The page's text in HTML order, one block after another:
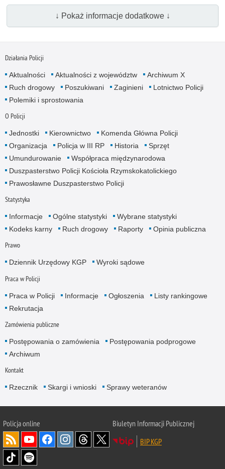
↓ Pokaż informacje dodatkowe ↓
Działania Policji
Aktualności Aktualności z województw
Archiwum X
Ruch drogowy
Poszukiwani Zaginieni
Lotnictwo Policji
Polemiki i sprostowania
O Policji
Jednostki Kierownictwo
Komenda Główna Policji
Organizacja
Policja w III RP Historia
Sprzęt
Umundurowanie
Współpraca międzynarodowa
Duszpasterstwo Policji Kościoła Rzymskokatolickiego
Prawosławne Duszpasterstwo Policji
Statystyka
Informacje Ogólne statystyki
Wybrane statystyki
Kodeks karny
Ruch drogowy Raporty Opinia publiczna
Prawo
Dziennik Urzędowy KGP Wyroki sądowe
Praca w Policji
Praca w Policji Informacje Ogłoszenia
Listy rankingowe
Rekrutacja
Zamówienia publiczne
Postępowania o zamówienia
Postępowania podprogowe
Archiwum
Kontakt
Rzecznik Skargi i wnioski Sprawy weteranów
Policjaonline
Biuletyn Informacji Publicznej
BIP KGP